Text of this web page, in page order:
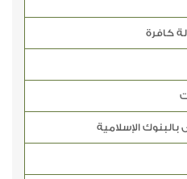
كافرة
الإسلامية